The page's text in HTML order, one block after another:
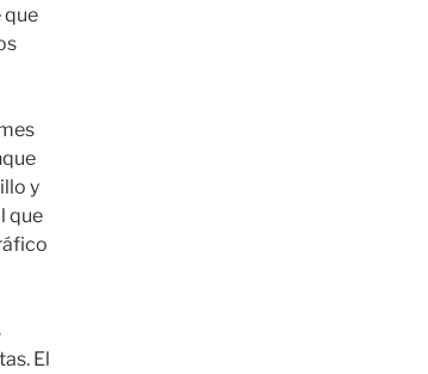
que
y
que
El